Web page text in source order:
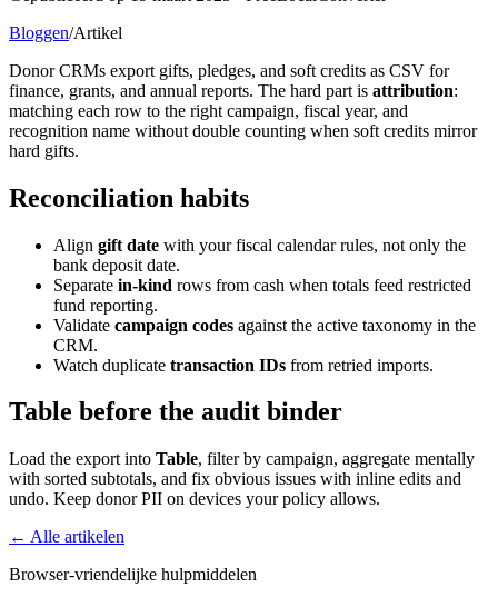
Bloggen/Artikel
Donor CRMs export gifts, pledges, and soft credits as CSV for
finance, grants, and annual reports. The hard part is attribution:
matching each row to the right campaign, fiscal year, and
recognition name without double counting when soft credits mirror
hard gifts.
Reconciliation habits
Align gift date with your fiscal calendar rules, not only the
bank deposit date.
Separate in-kind rows from cash when totals feed restricted
fund reporting.
Validate campaign codes against the active taxonomy in the
CRM.
Watch duplicate transaction IDs from retried imports.
Table before the audit binder
Load the export into Table, filter by campaign, aggregate mentally
with sorted subtotals, and fix obvious issues with inline edits and
undo. Keep donor PII on devices your policy allows.
← Alle artikelen
Browser-vriendelijke hulpmiddelen